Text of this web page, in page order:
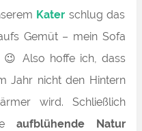
Kater schlug das
Gemüt – mein Sofa
😉 Also hoffe ich, dass
Jahr nicht den Hintern
wird. Schließlich
aufblühende Natur